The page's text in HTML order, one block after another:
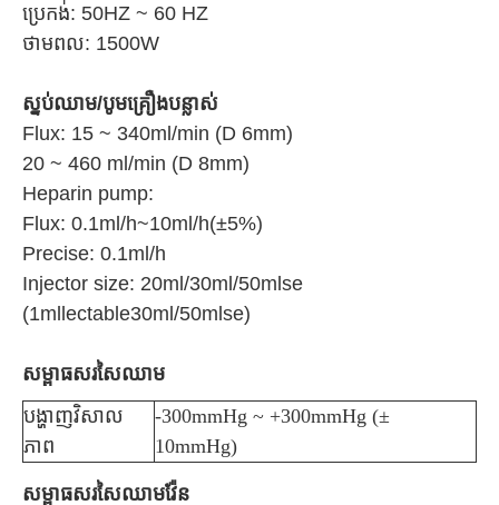
ប្រេកង់: 50HZ ~ 60 HZ
ថាមពល: 1500W
ស្នប់ឈាម/បូមគ្រឿងបន្លាស់
Flux: 15 ~ 340ml/min (D 6mm)
20 ~ 460 ml/min (D 8mm)
Heparin pump:
Flux: 0.1ml/h~10ml/h(±5%)
Precise: 0.1ml/h
Injector size: 20ml/30ml/50mlse
(1mllectable30ml/50mlse)
សម្ពាធសរសៃឈាម
បង្ហាញវិសាល
ភាព
-300mmHg ~ +300mmHg (±
10mmHg)
សម្ពាធសរសៃឈាមវ៉ែន